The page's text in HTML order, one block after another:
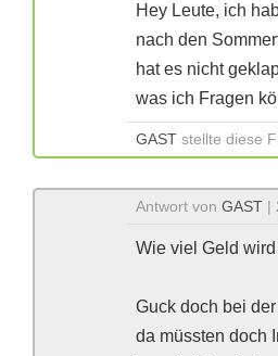
Hey Leute, ich
nach den
hat es nicht
was ich Fragen
GAST stellte diese
Antwort von GAST |
Wie viel Geld
Guck doch bei
da müssten doch